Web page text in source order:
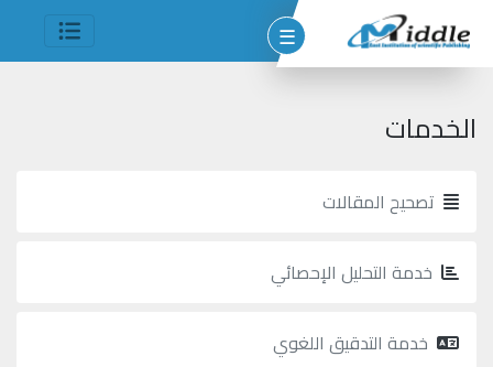
☰
الخدمات
تصحيح المقالات
خدمة التحليل الإحصائي
خدمة التدقيق اللغوي